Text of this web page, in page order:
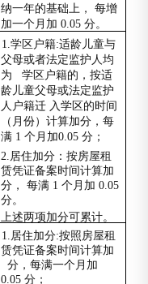
纳一年的基础上， 每增
加一个月加 0.05 分。
1.学区户籍:适龄儿童与
父母或者法定监护人均
为 学区户籍的，按适
龄儿童父母或法定监护
人户籍迁 入学区的时间
（月份）计算加分，每
满 1 个月加0.05 分；
2.居住加分：按房屋租
赁凭证备案时间计算加
分， 每满 1 个月加 0.05
分。
上述两项加分可累计。
1.居住加分:按照房屋租
赁凭证备案时间计算加
分，每满一个月加
0.05 分；